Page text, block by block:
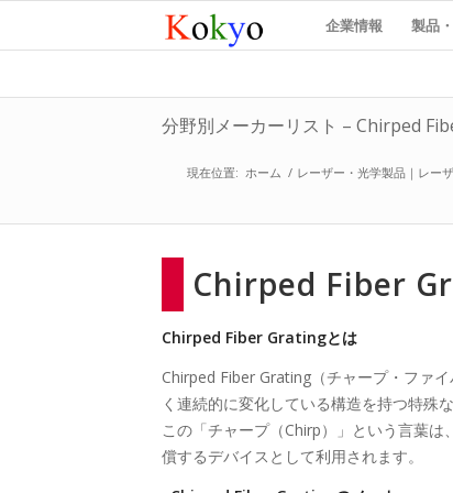
企業情報 製品
分野別メーカーリスト – Chirped
現在位置: ホーム / レーザー・光学製品｜レー
Chirped Fiber
Chirped Fiber Gratingとは
Chirped Fiber Grating（チャープ・ファ
く連続的に変化している構造を持つ特殊
この「チャープ（Chirp）」という言葉
償するデバイスとして利用されます。